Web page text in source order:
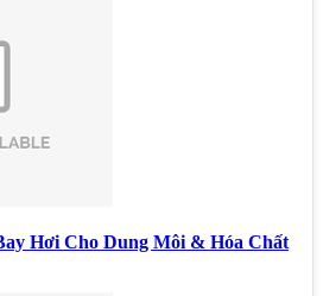
Hơi Cho Dung Môi & Hóa Chất